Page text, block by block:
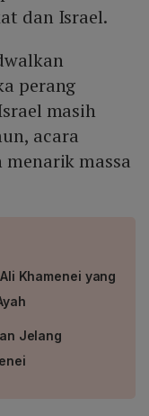
dan Israel.
perang
masih
acara
massa
Khamenei yang
Jelang